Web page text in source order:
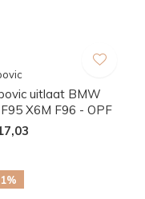
uitlaat BMW
X6M F96 - OPF